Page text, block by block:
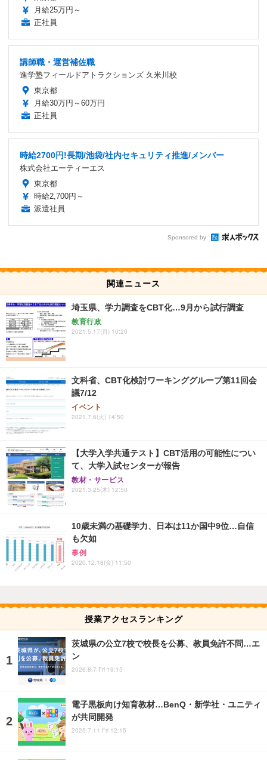
月給25万円～
正社員
講師職・運営補佐職
進学塾フィールドアトラクションズ 久米川校
東京都
月給30万円～60万円
正社員
時給2700円!長期/池袋/社内セキュリティ推進/メンバー
株式会社エーティーエス
東京都
時給2,700円～
派遣社員
Sponsored by
関連ニュース
埼玉県、学力調査をCBT化…9月から試行調査
教育行政
2021.5.17(月) 10:20
文科省、CBT化検討ワーキンググループ第11回会
議7/12
イベント
2021.7.6(火) 14:50
【大学入学共通テスト】CBT活用の可能性につい
て、大学入試センターが報告
教材・サービス
2021.3.25(木) 12:50
10歳未満の基礎学力、日本は11か国中9位…自信
も欠如
事例
2020.12.18(金) 11:50
授業アクセスランキング
茨城県の公立7校で校長を公募、教員免許不問…エ
ン
2026.8.7 Fri 19:15
電子黒板向け知育教材…BenQ・新学社・ユニティ
が共同開発
2025.7.11 Fri 12:15